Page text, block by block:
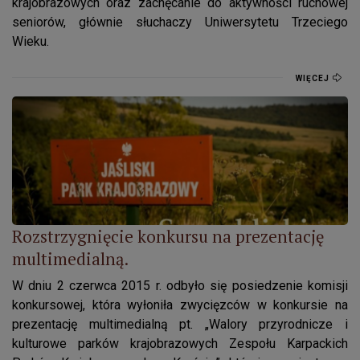
seniorów, głównie słuchaczy Uniwersytetu Trzeciego
Wieku.
WIĘCEJ
Rozstrzygnięcie konkursu na prezentację multimedialną.
Rozstrzygnięcie konkursu na prezentację
multimedialną.
W dniu 2 czerwca 2015 r. odbyło się posiedzenie komisji
konkursowej, która wyłoniła zwycięzców w konkursie na
prezentację multimedialną pt. „Walory przyrodnicze i
kulturowe parków krajobrazowych Zespołu Karpackich